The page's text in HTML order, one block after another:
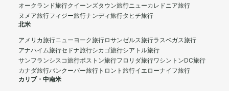
オークランド旅行クイーンズタウン旅行ニューカレドニア旅行
ヌメア旅行フィジー旅行ナンディ旅行タヒチ旅行
北米
アメリカ旅行ニューヨーク旅行ロサンゼルス旅行ラスベガス旅行
アナハイム旅行セドナ旅行シカゴ旅行シアトル旅行
サンフランシスコ旅行ボストン旅行フロリダ旅行ワシントンDC旅行
カナダ旅行バンクーバー旅行 トロント旅行イエローナイフ旅行
カリブ・中南米